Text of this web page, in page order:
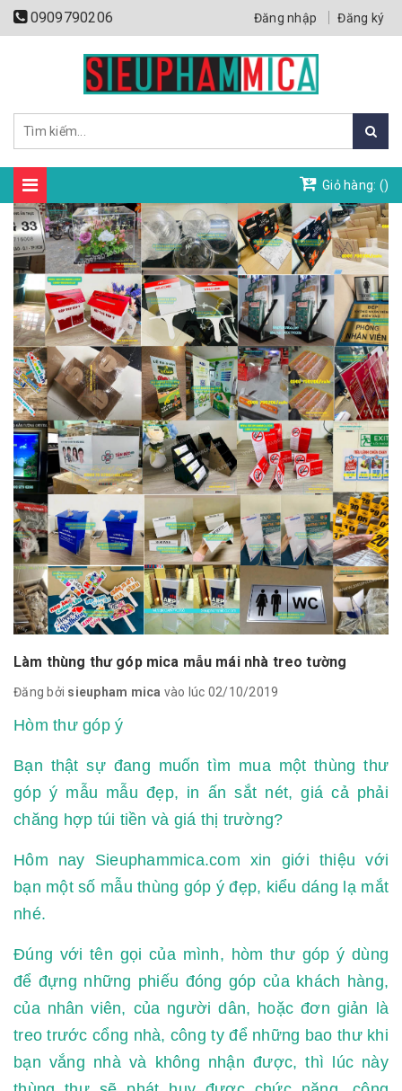
0909790206 Đăng nhập Đăng ký
Giỏ hàng: ()
Làm thùng thư góp mica mẫu mái nhà treo tường
Đăng bởi sieupham mica vào lúc 02/10/2019
Hòm thư góp ý
Bạn thật sự đang muốn tìm mua một thùng thư
góp ý mẫu mẫu đẹp, in ấn sắt nét, giá cả phải
chăng hợp túi tiền và giá thị trường?
Hôm nay Sieuphammica.com xin giới thiệu với
bạn một số mẫu thùng góp ý đẹp, kiểu dáng lạ mắt
nhé.
Đúng với tên gọi của mình, hòm thư góp ý dùng
để đựng những phiếu đóng góp của khách hàng,
của nhân viên, của người dân, hoặc đơn giản là
treo trước cổng nhà, công ty để những bao thư khi
bạn vắng nhà và không nhận được, thì lúc này